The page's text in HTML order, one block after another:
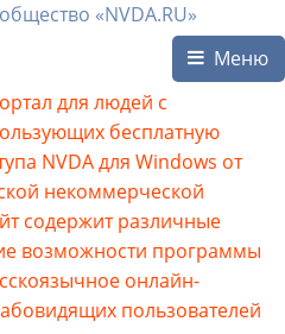
«NVDA.RU»
Меню
для людей с
бесплатную
NVDA для Windows от
некоммерческой
содержит различные
возможности программы
онлайн-
пользователей